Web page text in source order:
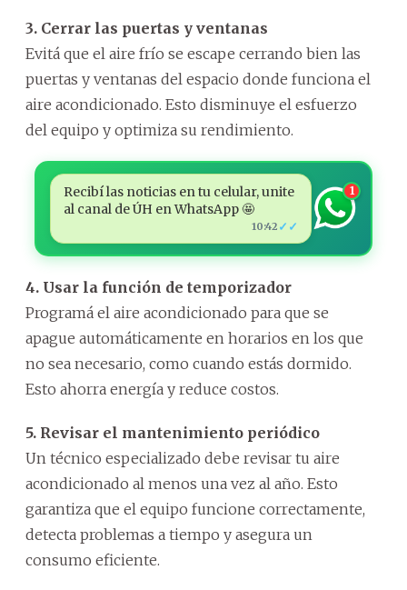
3. Cerrar las puertas y ventanas
Evitá que el aire frío se escape cerrando bien las
puertas y ventanas del espacio donde funciona el
aire acondicionado. Esto disminuye el esfuerzo
del equipo y optimiza su rendimiento.
Recibí las noticias en tu celular, unite
al canal de ÚH en WhatsApp 🤩
10:42 ✓✓
1
4. Usar la función de temporizador
Programá el aire acondicionado para que se
apague automáticamente en horarios en los que
no sea necesario, como cuando estás dormido.
Esto ahorra energía y reduce costos.
5. Revisar el mantenimiento periódico
Un técnico especializado debe revisar tu aire
acondicionado al menos una vez al año. Esto
garantiza que el equipo funcione correctamente,
detecta problemas a tiempo y asegura un
consumo eficiente.